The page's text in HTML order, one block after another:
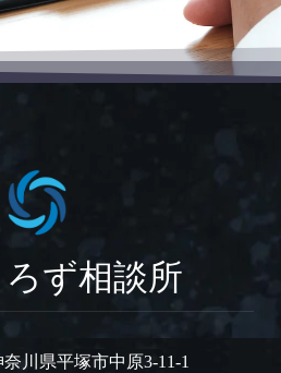
ず相談所
川県平塚市中原3-11-1